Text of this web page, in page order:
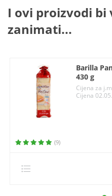
I ovi proizvodi bi
zanimati...
Barilla
430 g
Cijena za
Cijena
(9)